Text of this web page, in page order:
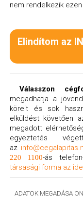
nem rendelkezik
Elindítom az
Válasszon
megadhatja a
köreit és sok
elküldést követően
megadott
egyeztetés
az
220 1100-ás
társasági forma az
ADATOK MEGADÁSA